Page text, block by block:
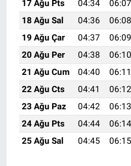
17 Ağu Pts
04:34 06:07
18 Ağu Sal
04:36 06:08
19 Ağu Çar
04:37 06:09
20 Ağu Per
04:38 06:10
21 Ağu Cum
04:40 06:11
22 Ağu Cts
04:41 06:12
23 Ağu Paz
04:42 06:13
24 Ağu Pts
04:44 06:14
25 Ağu Sal
04:45 06:15